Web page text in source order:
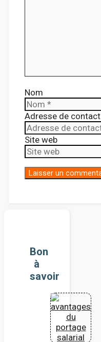
Nom
Adresse de contact
Site web
Bon
à
savoir